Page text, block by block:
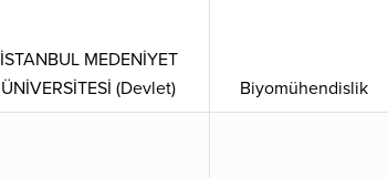
İSTANBUL MEDENİYET
ÜNİVERSİTESİ (Devlet)
Biyomühendislik